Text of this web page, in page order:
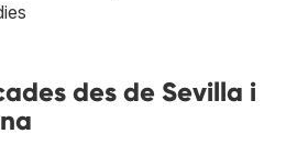
des de Sevilla i